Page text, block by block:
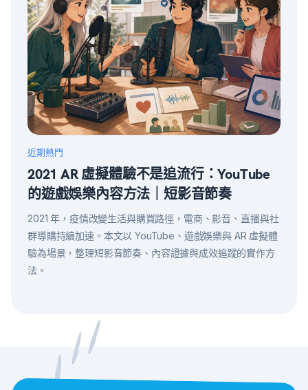
近期熱門
2021 AR 虛擬體驗不是追流行：YouTube
的遊戲娛樂內容方法｜短影音節奏
2021 年，疫情改變生活與購買路徑，電商、影音、直播與社
群導購持續加速。本文以 YouTube、遊戲娛樂與 AR 虛擬體
驗為場景，整理短影音節奏、內容證據與成效追蹤的實作方
法。